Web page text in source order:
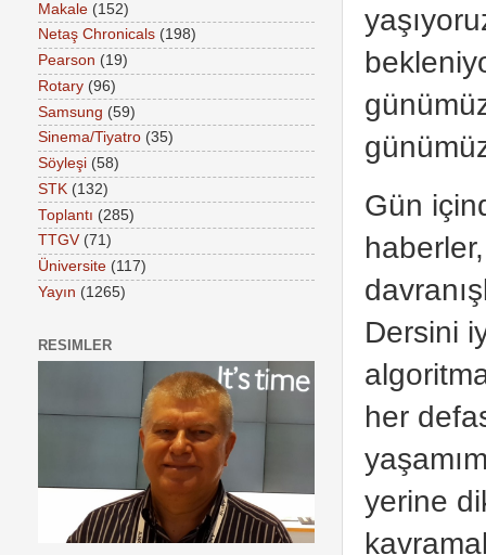
Gün
Dersini
her
yerine
Makale (152)
Netaş Chronicals (198)
Pearson (19)
Rotary (96)
Samsung (59)
Sinema/Tiyatro (35)
Söyleşi (58)
STK (132)
Toplantı (285)
TTGV (71)
Üniversite (117)
Yayın (1265)
RESIMLER